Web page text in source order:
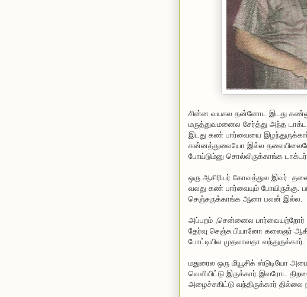
சின்ன வயசுல தன்னோட இடது
மருத்துவமனைல சேர்த்து அந்த
இடது கண் பார்வையை இழந்துருக்கார்
கன்னத்துலையோ இல்ல
போய்டும்னு சொல்லிருக்காங்க
ஒரு ஆசிரியர் கோவத்துல இவர்
வலது கண் பார்வையும் போயிருக்கு.
செஞ்சுருக்காங்க ஆனா பலன் இல்ல.
அப்பறம் ,சென்னைல பார்வையற்றோர்
தேர்வு செஞ்சு பியானோ கலைஞர்
போட்டியில முதலாவதா வந்துருக்கார்.
மதுரைல ஒரு மியூசிக் ஸ்டுடியோ
வெளியிட்டு இருக்கார்.இவரோட
அழைச்சுகிட்டு வந்திருக்கார்